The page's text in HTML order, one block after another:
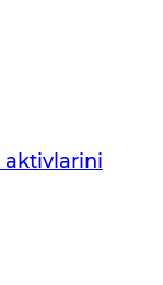
aktivlarini